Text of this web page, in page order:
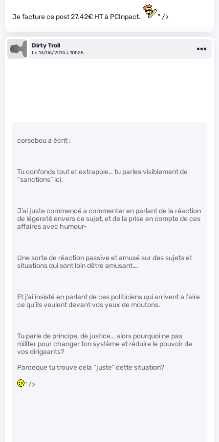
Je facture ce post 27.42€ HT à PCInpact. " />
Dirty Troll
Le 13/06/2014 à 10h25
corsebou a écrit :
Tu confonds tout et extrapole… tu parles visiblement de
“sanctions” ici.
J’ai juste commencé a commenter en parlant de la réaction
de légereté envers ce sujet, et de la prise en compte de ces
affaires avec humour-
Une sorte de réaction passive et amusé sur des sujets et
situations qui sont loin dêtre amusant….
Et j’ai insisté en parlant de ces politiciens qui arrivent a faire
ce qu’ils veulent devant vos yeux de moutons.
Tu parle de principe, de justice… alors pourquoi ne pas
militer pour changer ton système et réduire le pouvoir de
vos dirigeants?
Parceque tu trouve cela “juste” cette situation?
" />